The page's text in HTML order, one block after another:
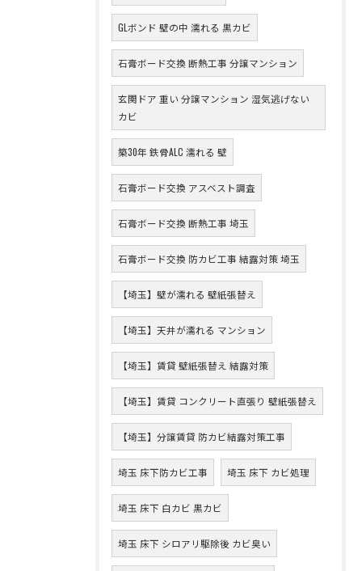
GLボンド 壁の中 濡れる 黒カビ
石膏ボード交換 断熱工事 分譲マンション
玄関ドア 重い 分譲マンション 湿気逃げない
カビ
築30年 鉄骨ALC 濡れる 壁
石膏ボード交換 アスベスト調査
石膏ボード交換 断熱工事 埼玉
石膏ボード交換 防カビ工事 結露対策 埼玉
【埼玉】壁が濡れる 壁紙張替え
【埼玉】天井が濡れる マンション
【埼玉】賃貸 壁紙張替え 結露対策
【埼玉】賃貸 コンクリート直張り 壁紙張替え
【埼玉】分譲賃貸 防カビ結露対策工事
埼玉 床下防カビ工事 埼玉 床下 カビ処理
埼玉 床下 白カビ 黒カビ
埼玉 床下 シロアリ駆除後 カビ臭い